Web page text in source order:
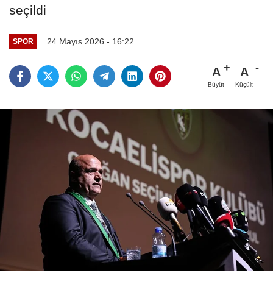
seçildi
SPOR 24 Mayıs 2026 - 16:22
A
Büyüt
A
Küçült